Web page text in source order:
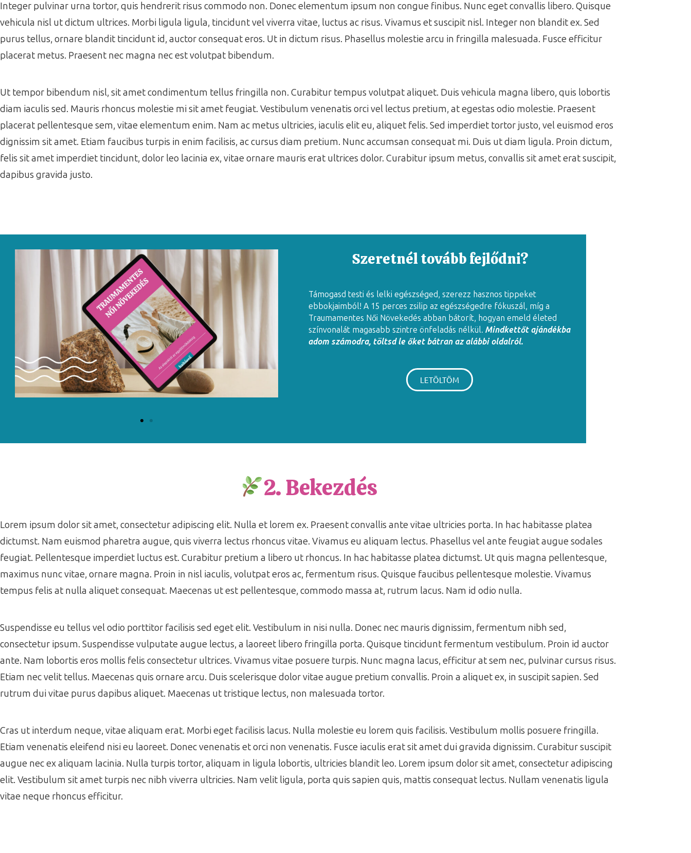
Integer pulvinar urna tortor, quis hendrerit risus commodo non. Donec elementum ipsum non congue finibus. Nunc eget convallis libero. Quisque
vehicula nisl ut dictum ultrices. Morbi ligula ligula, tincidunt vel viverra vitae, luctus ac risus. Vivamus et suscipit nisl. Integer non blandit ex. Sed
purus tellus, ornare blandit tincidunt id, auctor consequat eros. Ut in dictum risus. Phasellus molestie arcu in fringilla malesuada. Fusce efficitur
placerat metus. Praesent nec magna nec est volutpat bibendum.
Ut tempor bibendum nisl, sit amet condimentum tellus fringilla non. Curabitur tempus volutpat aliquet. Duis vehicula magna libero, quis lobortis
diam iaculis sed. Mauris rhoncus molestie mi sit amet feugiat. Vestibulum venenatis orci vel lectus pretium, at egestas odio molestie. Praesent
placerat pellentesque sem, vitae elementum enim. Nam ac metus ultricies, iaculis elit eu, aliquet felis. Sed imperdiet tortor justo, vel euismod eros
dignissim sit amet. Etiam faucibus turpis in enim facilisis, ac cursus diam pretium. Nunc accumsan consequat mi. Duis ut diam ligula. Proin dictum,
felis sit amet imperdiet tincidunt, dolor leo lacinia ex, vitae ornare mauris erat ultrices dolor. Curabitur ipsum metus, convallis sit amet erat suscipit,
dapibus gravida justo.
Szeretnél tovább fejlődni?
Támogasd testi és lelki egészséged, szerezz hasznos tippeket
ebbokjaimból! A 15 perces zsilip az egészségedre fókuszál, míg a
Traumamentes Női Növekedés abban bátorít, hogyan emeld életed
színvonalát magasabb szintre önfeladás nélkül. Mindkettőt ajándékba
adom számodra, töltsd le őket bátran az alábbi oldalról.
LETÖLTÖM
2. Bekezdés
Lorem ipsum dolor sit amet, consectetur adipiscing elit. Nulla et lorem ex. Praesent convallis ante vitae ultricies porta. In hac habitasse platea
dictumst. Nam euismod pharetra augue, quis viverra lectus rhoncus vitae. Vivamus eu aliquam lectus. Phasellus vel ante feugiat augue sodales
feugiat. Pellentesque imperdiet luctus est. Curabitur pretium a libero ut rhoncus. In hac habitasse platea dictumst. Ut quis magna pellentesque,
maximus nunc vitae, ornare magna. Proin in nisl iaculis, volutpat eros ac, fermentum risus. Quisque faucibus pellentesque molestie. Vivamus
tempus felis at nulla aliquet consequat. Maecenas ut est pellentesque, commodo massa at, rutrum lacus. Nam id odio nulla.
Suspendisse eu tellus vel odio porttitor facilisis sed eget elit. Vestibulum in nisi nulla. Donec nec mauris dignissim, fermentum nibh sed,
consectetur ipsum. Suspendisse vulputate augue lectus, a laoreet libero fringilla porta. Quisque tincidunt fermentum vestibulum. Proin id auctor
ante. Nam lobortis eros mollis felis consectetur ultrices. Vivamus vitae posuere turpis. Nunc magna lacus, efficitur at sem nec, pulvinar cursus risus.
Etiam nec velit tellus. Maecenas quis ornare arcu. Duis scelerisque dolor vitae augue pretium convallis. Proin a aliquet ex, in suscipit sapien. Sed
rutrum dui vitae purus dapibus aliquet. Maecenas ut tristique lectus, non malesuada tortor.
Cras ut interdum neque, vitae aliquam erat. Morbi eget facilisis lacus. Nulla molestie eu lorem quis facilisis. Vestibulum mollis posuere fringilla.
Etiam venenatis eleifend nisi eu laoreet. Donec venenatis et orci non venenatis. Fusce iaculis erat sit amet dui gravida dignissim. Curabitur suscipit
augue nec ex aliquam lacinia. Nulla turpis tortor, aliquam in ligula lobortis, ultricies blandit leo. Lorem ipsum dolor sit amet, consectetur adipiscing
elit. Vestibulum sit amet turpis nec nibh viverra ultricies. Nam velit ligula, porta quis sapien quis, mattis consequat lectus. Nullam venenatis ligula
vitae neque rhoncus efficitur.